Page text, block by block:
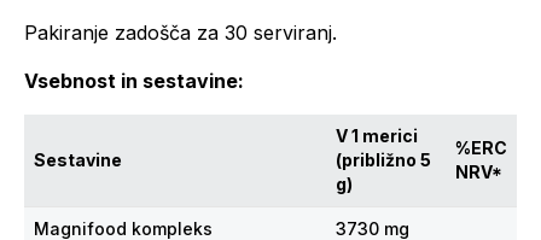
Pakiranje zadošča za 30 serviranj.
Vsebnost in sestavine:
Sestavine
V 1 merici
(približno 5
g)
%ERC
NRV*
Magnifood kompleks 3730 mg